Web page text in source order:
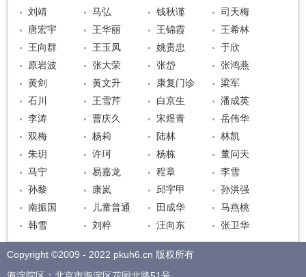
刘靖
马弘 钱秋谨
司天梅
唐宏宇
王华丽 王锦霞
王希林
王向群
王玉凤 姚贵忠
于欣
原岩波
张大荣 张岱
张鸿燕
黄剑
黄文升 康复门诊
梁军
石川
王雪芹 白京生
潘成英
李涛
曹庆久 宋煜青
岳伟华
双梅
杨莉 陆林
林凯
朱玥
许珂 杨栋
董问天
马宁
易嘉龙 程章
李雪
孙黎
康岚 邱宇甲
孙洪强
南振国
儿童普通 田成华
马燕桃
韩雪
刘粹 汪向东 张卫华
Copyright ©2009 - 2022 pkuh6.cn 版权所有